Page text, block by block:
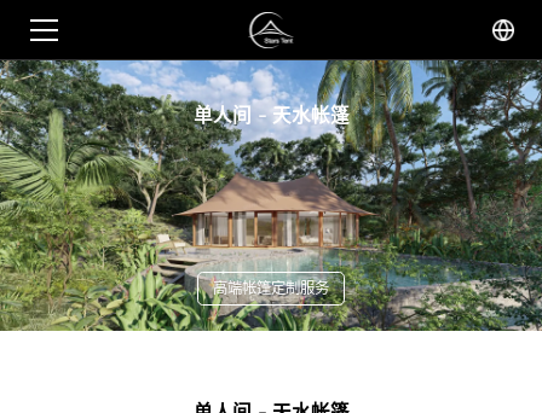
单人间 - 天水帐篷
高端帐篷定制服务